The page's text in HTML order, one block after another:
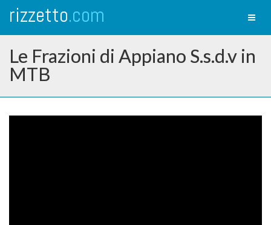
rizzetto.com
Le Frazioni di Appiano S.s.d.v in
MTB